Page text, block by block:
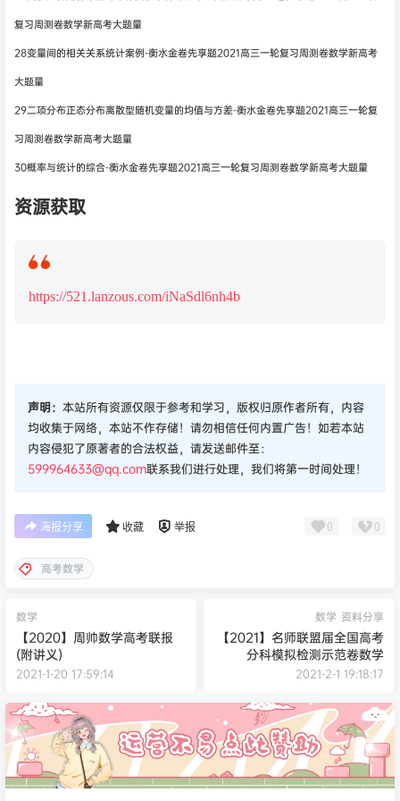
复习周测卷数学新高考大题量
28变量间的相关关系统计案例-衡水金卷先享题2021高三一轮复习周测卷数学新高考
大题量
29二项分布正态分布离散型随机变量的均值与方差-衡水金卷先享题2021高三一轮复
习周测卷数学新高考大题量
30概率与统计的综合-衡水金卷先享题2021高三一轮复习周测卷数学新高考大题量
资源获取
https://521.lanzous.com/iNaSdl6nh4b
声明： 本站所有资源仅限于参考和学习，版权归原作者所有，内容
均收集于网络，本站不作存储！请勿相信任何内置广告！如若本站
内容侵犯了原著者的合法权益，请发送邮件至：
599964633@qq.com联系我们进行处理，我们将第一时间处理！
海报分享 收藏 举报 0 0
高考数学
数学
【2020】周帅数学高考联报
(附讲义)
2021-1-20 17:59:14
数学 资料分享
【2021】名师联盟届全国高考
分科模拟检测示范卷数学
2021-2-1 19:18:17